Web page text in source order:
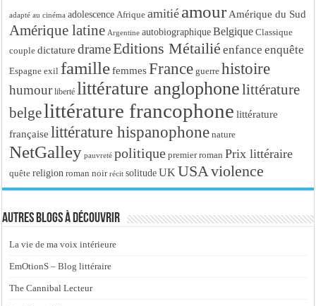
adapté au cinéma adolescence Afrique amitié amour Amérique du Sud
Amérique latine Argentine autobiographique Belgique Classique
couple dictature drameEditions Métailié enfance enquête
Espagne exil famille femmes France guerre histoire
humour liberté littérature anglophonelittérature
belgelittérature francophone littérature
française littérature hispanophone nature
NetGalley pauvreté politique premier roman Prix littéraire
quête religion roman noir récit solitude UK USA violence
Autres blogs à découvrir
La vie de ma voix intérieure
EmOtionS – Blog littéraire
The Cannibal Lecteur